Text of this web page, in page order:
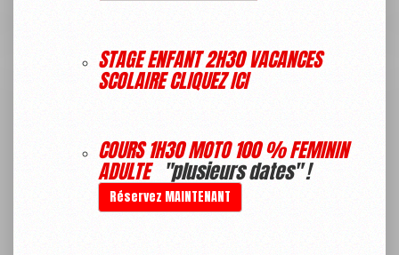
STAGE ENFANT 2H30 VACANCES
SCOLAIRE CLIQUEZ ICI
COURS 1H30 MOTO 100 % FEMININ
ADULTE "plusieurs dates" !
Réservez MAINTENANT